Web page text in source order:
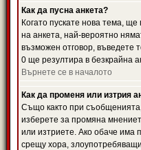
Как да пусна анкета?
Когато пускате нова тема,
на анкета, най-вероятно
възможен отговор, въведете
0 ще резултира в безкрайна
Върнете се в началото
Как да променя или изтрия
Също както при
изберете за промяна
или изтриете. Ако обаче има
срещу хора,